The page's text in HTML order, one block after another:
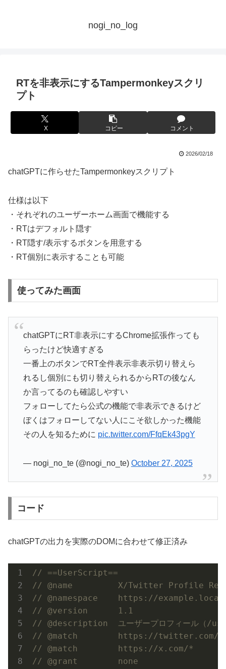
nogi_no_log
RTを非表示にするTampermonkeyスクリ
プト
X コピー コメント
2026/02/18
chatGPTに作らせたTampermonkeyスクリプト
仕様は以下
・それぞれのユーザーホーム画面で機能する
・RTはデフォルト隠す
・RT隠す/表示するボタンを用意する
・RT個別に表示することも可能
使ってみた画面
chatGPTにRT非表示にするChrome拡張作っても
らったけど快適すぎる
一番上のボタンでRT全件表示非表示切り替えら
れるし個別にも切り替えられるからRTの後なん
か言ってるのも確認しやすい
フォローしてたら公式の機能で非表示できるけど
ぼくはフォローしてない人にこそ欲しかった機能
その人を知るために pic.twitter.com/FfqEk43pgY
— nogi_no_te (@nogi_no_te) October 27, 2025
コード
chatGPTの出力を実際のDOMに合わせて修正済み
// ==UserScript==
// @name         X/Twitter Profile
// @namespace    https://
// @version      1.1
// @description  ユーザープロフィール（/
// @match        https://twitter.com/*
// @match        https://x.com/*
// @grant        none